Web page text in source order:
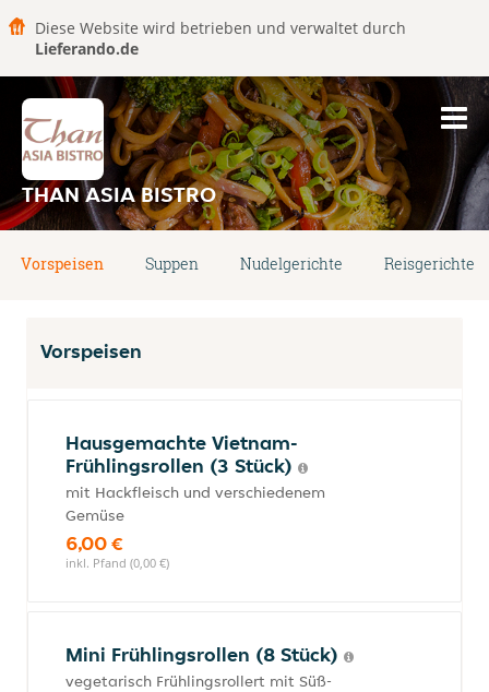
Diese Website wird betrieben und verwaltet durch
Lieferando.de
THAN ASIA BISTRO
Vorspeisen Suppen Nudelgerichte Reisgerichte
Vorspeisen
Hausgemachte Vietnam-
Frühlingsrollen (3 Stück)
mit Hackfleisch und verschiedenem
Gemüse
6,00 €
inkl. Pfand (0,00 €)
Mini Frühlingsrollen (8 Stück)
vegetarisch Frühlingsrollert mit Süß-